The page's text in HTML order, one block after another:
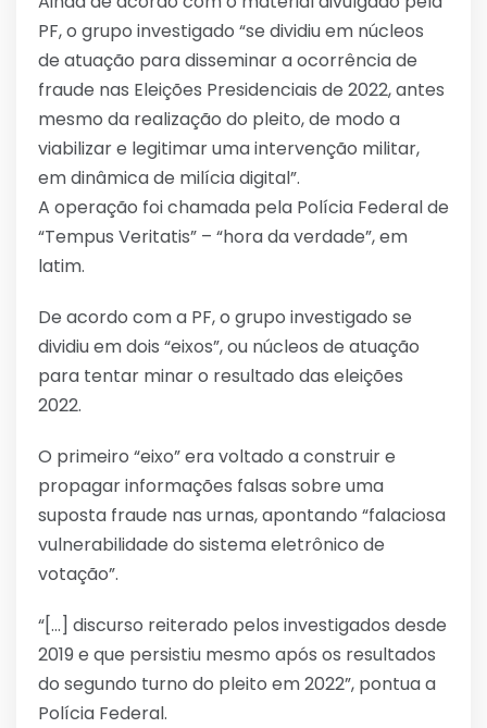
PF, o grupo investigado “se dividiu em núcleos
de atuação para disseminar a ocorrência de
fraude nas Eleições Presidenciais de 2022, antes
mesmo da realização do pleito, de modo a
viabilizar e legitimar uma intervenção militar,
em dinâmica de milícia digital”.
A operação foi chamada pela Polícia Federal de
“Tempus Veritatis” – “hora da verdade”, em
latim.
De acordo com a PF, o grupo investigado se
dividiu em dois “eixos”, ou núcleos de atuação
para tentar minar o resultado das eleições
2022.
O primeiro “eixo” era voltado a construir e
propagar informações falsas sobre uma
suposta fraude nas urnas, apontando “falaciosa
vulnerabilidade do sistema eletrônico de
votação”.
“[…] discurso reiterado pelos investigados desde
2019 e que persistiu mesmo após os resultados
do segundo turno do pleito em 2022”, pontua a
Polícia Federal.